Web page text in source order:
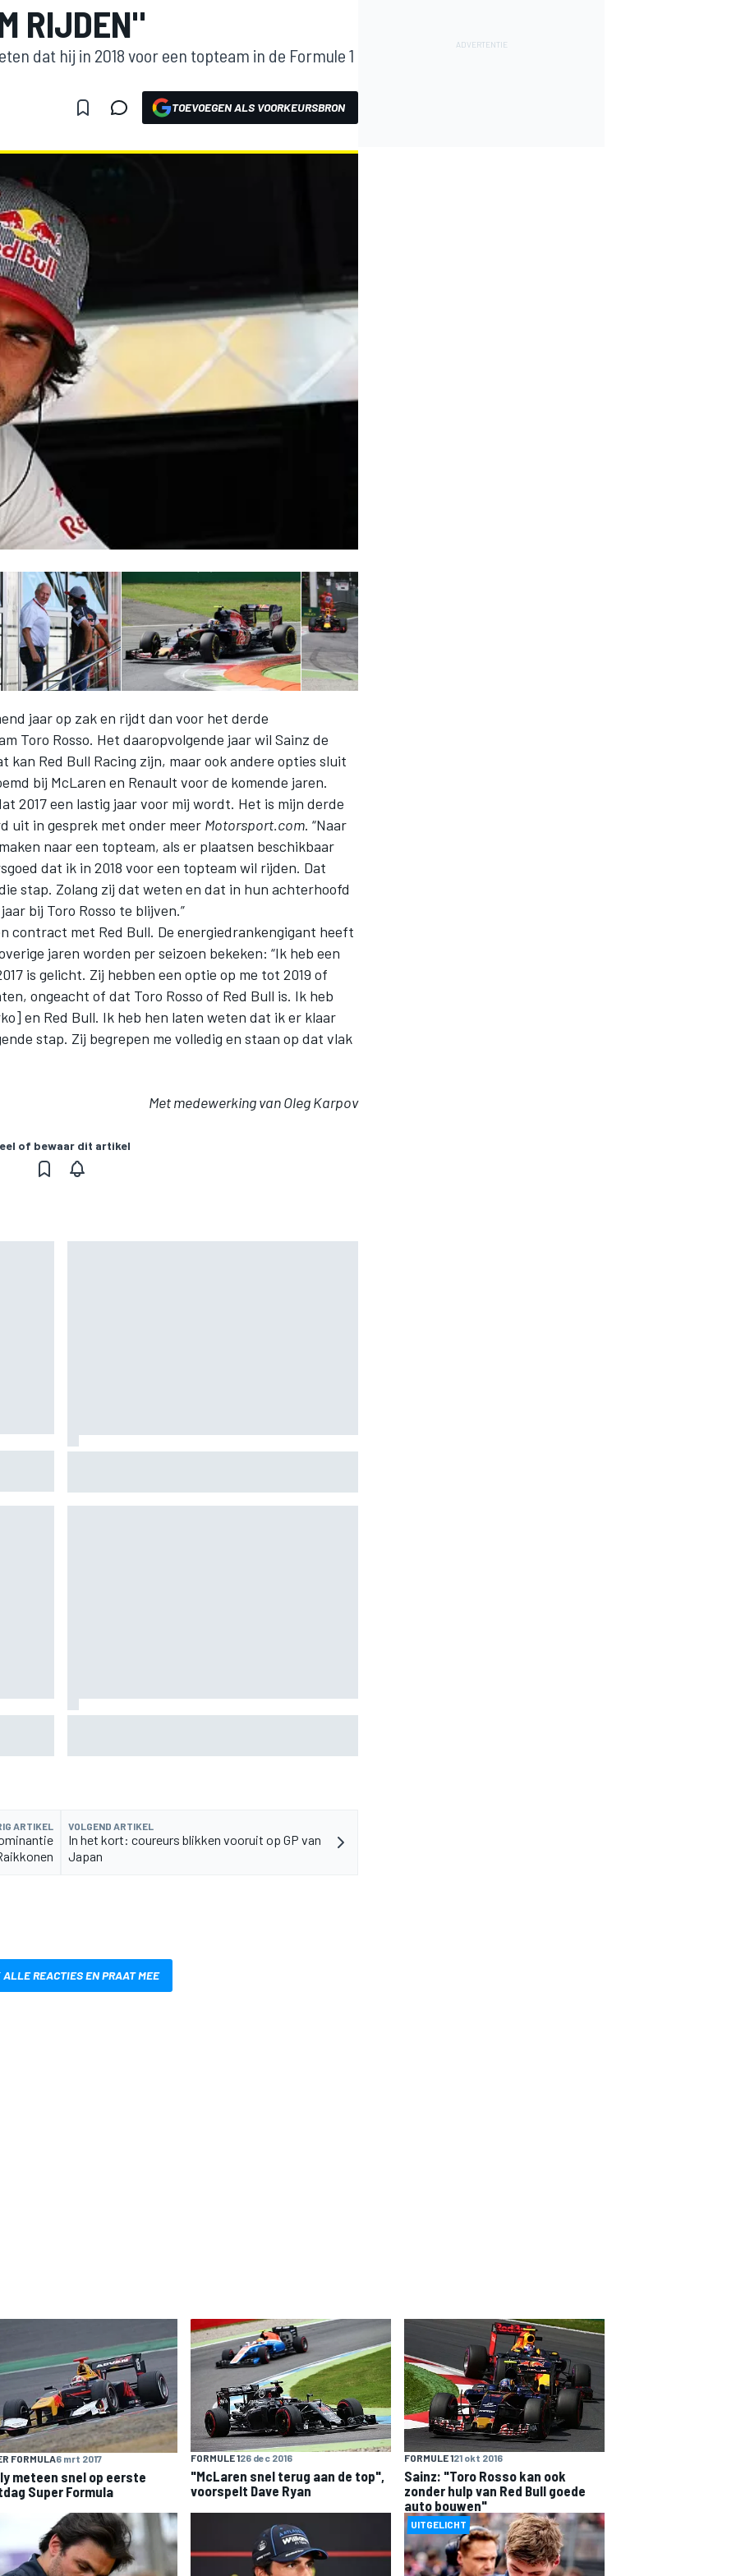
RIJDEN"
dat hij in 2018 voor een topteam in de Formule 1
TOEVOEGEN ALS VOORKEURSBRON
jaar op zak en rijdt dan voor het derde
Toro Rosso. Het daaropvolgende jaar wil Sainz de
kan Red Bull Racing zijn, maar ook andere opties sluit
bij McLaren en Renault voor de komende jaren.
2017 een lastig jaar voor mij wordt. Het is mijn derde
uit in gesprek met onder meer Motorsport.com. “Naar
naar een topteam, als er plaatsen beschikbaar
dat ik in 2018 voor een topteam wil rijden. Dat
stap. Zolang zij dat weten en dat in hun achterhoofd
bij Toro Rosso te blijven.”
contract met Red Bull. De energiedrankengigant heeft
jaren worden per seizoen bekeken: “Ik heb een
is gelicht. Zij hebben een optie op me tot 2019 of
ongeacht of dat Toro Rosso of Red Bull is. Ik heb
en Red Bull. Ik heb hen laten weten dat ik er klaar
stap. Zij begrepen me volledig en staan op dat vlak
Met medewerking van Oleg Karpov
of bewaar dit artikel
ARTIKEL VOLGEND ARTIKEL
In het kort: coureurs blikken vooruit op GP van
Japan
REACTIES EN PRAAT MEE
FORMULA6 mrt 2017
meteen snel op eerste
Super Formula
FORMULE 126 dec 2016
"McLaren snel terug aan de top",
voorspelt Dave Ryan
FORMULE 121 okt 2016
Sainz: "Toro Rosso kan ook
zonder hulp van Red Bull goede
auto bouwen"
UITGELICHT